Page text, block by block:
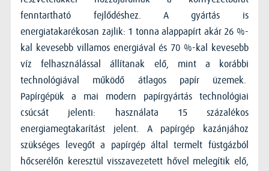
fenntartható fejlődéshez. A gyártás is
energiatakarékosan zajlik: 1 tonna alappapírt akár 26 %-
kal kevesebb villamos energiával és 70 %-kal kevesebb
víz felhasználással állítanak elő, mint a korábbi
technológiával működő átlagos papír üzemek.
Papírgépük a mai modern papírgyártás technológiai
csúcsát jelenti: használata 15 százalékos
energiamegtakarítást jelent. A papírgép kazánjához
szükséges levegőt a papírgép által termelt füstgázból
hőcserélőn keresztül visszavezetett hővel melegítik elő,